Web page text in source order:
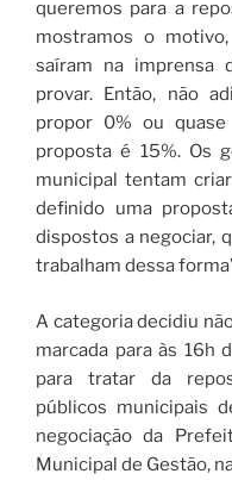
queremos para a
mostramos o
saíram na imprensa
provar. Então, não
propor 0% ou
proposta é 15%. Os
municipal tentam
definido uma
dispostos a negociar,
trabalham dessa
A categoria decidiu
marcada para às 16h
para tratar da
públicos municipais
negociação da
Municipal de Gestão,